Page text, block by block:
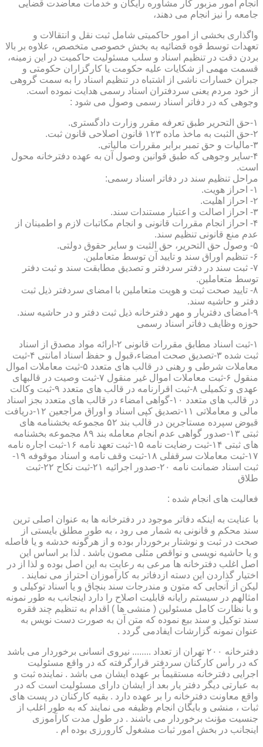
انجام امور مزبور کار مشاوره رایگان و خدمات معاضدت قضایی
جامعه را نیز انجام می دهند،
واگذاری بخشی از امور حاکمیتی شامل ثبت نقل و انتقالات و
تعهدات توسط قوه قضائیه به بخش خصوصی متخصص، علاوه بر بالا
بردن دقت در تنظیم اسناد و سلب مسئولیت حاکمیت در این زمینه،
قسمت مهمی از شکایات علیه حکومت یا کارگزاران حکومتی و
جبران خسارات ناشی از اشتباه در تنظیم اسناد را به سمت گروهی
از خود مردم یعنی سردفتران اسناد رسمی هدایت نموده است.
وجوهی که در دفاتر اسناد رسمی وصول می شود :
۱-حق التحریر طبق تعرفه مقرر وزارت دادگستری.
۲-حق الثبت به ماخذ ماده ۱۲۳ قانون اصلاحی قانون ثبت.
۳-مالیات و حق تمبر برابر مقررات مالیاتی.
۴-سایر وجوهی که طبق قوانین وصول آن به عهده دفترخانه محول
است.
مراحل تنظیم سند در دفاتر اسناد رسمی:
۱- احراز هویت.
۲- احراز اهلیت.
۳- احراز اصالت و اعتبار مستندات سند.
۴- احراز انجام مقررات قانونی و انجام مکاتبات لازم و اطمینان از
عدم منع قانونی تنظیم سند.
۵- وصول حق التحریر، حق الثبت و سایر حقوق دولتی.
۶- تنظیم اوراق سند و تایید آن توسط متعاملین.
۷- ثبت سند در دفتر سردفتر و تصدیق مطابقت سند و ثبت دفتر
توسط متعاملین.
۸- تایید صحت ثبت و هویت متعاملین با امضای سردفتر ذیل ثبت
دفتر و حاشیه سند.
۹-امضای دفتریار و مهر دفترخانه ذیل ثبت دفتر و در حاشیه سند.
حوزه وظایف دفاتر اسناد رسمی
۱-ثبت اسناد مطابق مقررات قانونی ۲-ارائه مواد مصدق از اسناد
ثبت شده ۳-تصدیق صحت امضاء،قبول و حفظ اسناد امانتی ۴-ثبت
معاملات شرطی و رهنی در قالب های متعدد ۵-ثبت معاملات اموال
منقول ۶-ثبت معاملات اموال غیر منقول ۷-ثبت وصیت در قالبهای
عهدی و تکمیلی ۸-ثبت اقرارنامه در قالب های متعدد ۹-ثبت وکالت
در قالب های متعدد ۱۰-گواهی امضاء در قالب های متعدد بجز اسناد
مالی و معاملاتی ۱۱-تصدیق کپی اسناد و اوراق مراجعین ۱۲-دریافت
قبوض سپرده مستاجرین در قالب بند ۵۲ مجموعه بخشنامه های
ثبتی ۱۳-صدور گواهی عدم انجام معامله بند ۸۹ مجموعه بخشنامه
های ثبتی ۱۴-ثبت رضایت نامه ۱۵-ثبت تعهد نامه ۱۶-ثبت اجاره نامه
۱۷-ثبت معاملات سرقفلی ۱۸-ثبت وقف نامه و اسناد موقوفه ۱۹-
ثبت اسناد ضمانت نامه ۲۰-صدور اجرائیه ۲۱-ثبت نکاح ۲۲-ثبت
طلاق
فعالیت های انجام شده :
با عنایت به اینکه دفاتر موجود در دفترخانه ها به عنوان اصلی ترین
سند محکم و قانونی به شمار می رود ، به طور مطلق بایستی از
صحت در ثبت و نوشتار برخوردار بوده و از هرگونه خدشه و یا فاصله
و یا حاشیه نویسی و نواقص مثلی مصون باشد . لذا بر اساس این
اصل اغلب دفترخانه ها مرعی به رعایت به این اصل بوده و لذا از در
اختیار گذاردن این دسته ازدفاتر به کارآموزان احتراز می نمایند .
لیکن از آنجایی که متون و مندرجات سند بنچاق و یا اسناد توکیلی و
امثالهم در سیستم رایانه قابلیت اصلاح را دارد اینجانب به طور نمونه
و با نظارت کامل مسئولین ( منشی ها ) اقدام به تنظیم چند فقره
سند توکیل و سند بیع نموده که متن آن به صورت دست نویس به
عنوان نمونه گزارشات ایفادمی گردد .
دفترخانه ۲۰۰ تهران از تعداد ........ نیروی انسانی برخوردار می باشد
که در رأس کارکنان سردفتر قرارگرفته که در واقع مسئولیت
اجرایی دفترخانه مستقیماً بر عهده ایشان می باشد . نماینده ثبت و
به عبارتی دیگر دفتر یار بعد از ایشان دارای مسئولیت است که در
واقع معاونت دفترخانه را بر عهده دارد . بقیه کارکنان در پست های
ثبات ، منشی و بایگان انجام وظیفه می نمایند که به طور اغلب از
جنسیت مؤنث برخوردار می باشند . در طول مدت کارآموزی
اینجانب در بخش امور ثبات مشغول کارورزی بوده ام .